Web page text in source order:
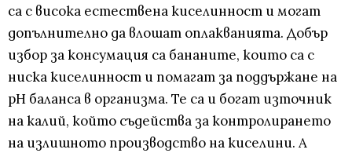
са с висока естествена киселинност и могат
допълнително да влошат оплакванията. Добър
избор за консумация са бананите, които са с
ниска киселинност и помагат за поддържане на
pH баланса в организма. Те са и богат източник
на калий, който съдейства за контролирането
на излишното производство на киселини. А